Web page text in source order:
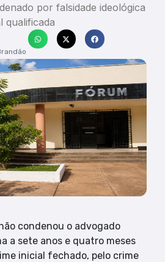
por falsidade ideológica
qualificada
condenou o advogado
a sete anos e quatro meses
inicial fechado, pelo crime